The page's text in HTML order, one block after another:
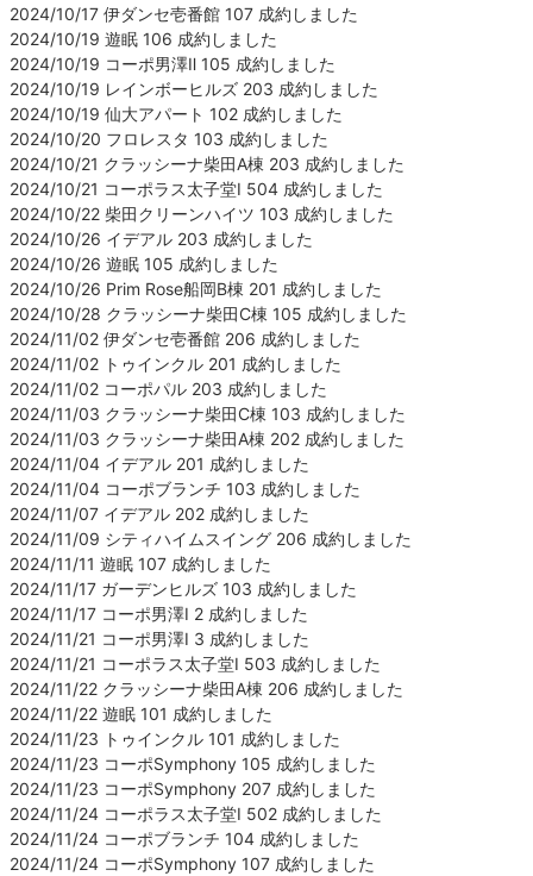
2024/10/17 伊ダンセ壱番館 107 成約しました
2024/10/19 遊眠 106 成約しました
2024/10/19 コーポ男澤Ⅱ 105 成約しました
2024/10/19 レインボーヒルズ 203 成約しました
2024/10/19 仙大アパート 102 成約しました
2024/10/20 フロレスタ 103 成約しました
2024/10/21 クラッシーナ柴田A棟 203 成約しました
2024/10/21 コーポラス太子堂Ⅰ 504 成約しました
2024/10/22 柴田クリーンハイツ 103 成約しました
2024/10/26 イデアル 203 成約しました
2024/10/26 遊眠 105 成約しました
2024/10/26 Prim Rose船岡B棟 201 成約しました
2024/10/28 クラッシーナ柴田C棟 105 成約しました
2024/11/02 伊ダンセ壱番館 206 成約しました
2024/11/02 トゥインクル 201 成約しました
2024/11/02 コーポパル 203 成約しました
2024/11/03 クラッシーナ柴田C棟 103 成約しました
2024/11/03 クラッシーナ柴田A棟 202 成約しました
2024/11/04 イデアル 201 成約しました
2024/11/04 コーポブランチ 103 成約しました
2024/11/07 イデアル 202 成約しました
2024/11/09 シティハイムスイング 206 成約しました
2024/11/11 遊眠 107 成約しました
2024/11/17 ガーデンヒルズ 103 成約しました
2024/11/17 コーポ男澤Ⅰ 2 成約しました
2024/11/21 コーポ男澤Ⅰ 3 成約しました
2024/11/21 コーポラス太子堂Ⅰ 503 成約しました
2024/11/22 クラッシーナ柴田A棟 206 成約しました
2024/11/22 遊眠 101 成約しました
2024/11/23 トゥインクル 101 成約しました
2024/11/23 コーポSymphony 105 成約しました
2024/11/23 コーポSymphony 207 成約しました
2024/11/24 コーポラス太子堂Ⅰ 502 成約しました
2024/11/24 コーポブランチ 104 成約しました
2024/11/24 コーポSymphony 107 成約しました